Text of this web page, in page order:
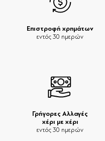
Επιστροφή χρημάτων
εντός 30 ημερών
Γρήγορες Αλλαγές
χέρι με χέρι
εντός 30 ημερών